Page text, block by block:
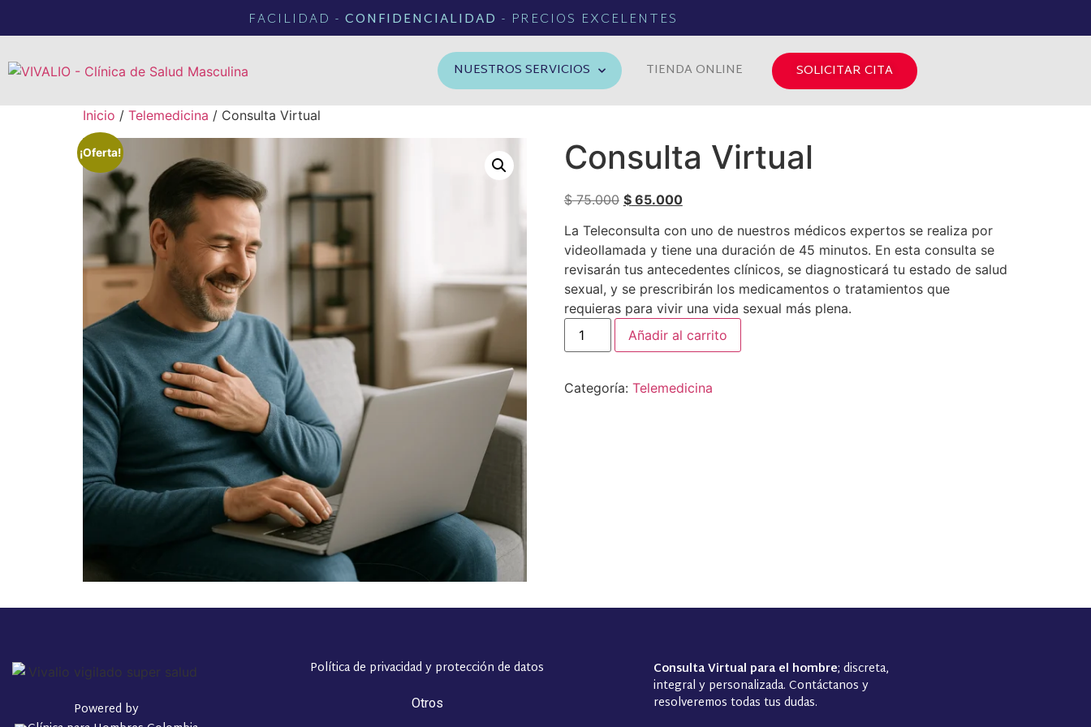
FACILIDAD - CONFIDENCIALIDAD - PRECIOS EXCELENTES
NUESTROS SERVICIOS TIENDA ONLINE SOLICITAR CITA
Inicio / Telemedicina / Consulta Virtual
¡Oferta! Consulta Virtual
$75.000 $65.000
La Teleconsulta con uno de nuestros médicos expertos se realiza por
videollamada y tiene una duración de 45 minutos. En esta consulta se
revisarán tus antecedentes clínicos, se diagnosticará tu estado de salud
sexual, y se prescribirán los medicamentos o tratamientos que
requieras para vivir una vida sexual más plena.
Añadir al carrito
Categoría: Telemedicina
Powered by
Política de privacidad y protección de datos
Otros
Consulta Virtual para el hombre; discreta,
integral y personalizada. Contáctanos y
resolveremos todas tus dudas.